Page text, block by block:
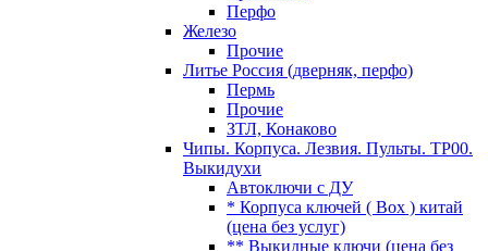
Перфо
Железо
Прочие
Литье Россия (дверняк, перфо)
Пермь
Прочие
ЗТЛ, Конаково
Чипы. Корпуса. Лезвия. Пульты. TP00.
Выкидухи
Автоключи с ДУ
* Корпуса ключей ( Box ) китай
(цена без услуг)
** Выкидные ключи (цена без